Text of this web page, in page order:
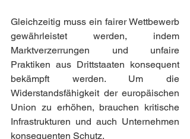
Gleichzeitig muss ein fairer Wettbewerb
gewährleistet werden, indem
Marktverzerrungen und unfaire
Praktiken aus Drittstaaten konsequent
bekämpft werden. Um die
Widerstandsfähigkeit der europäischen
Union zu erhöhen, brauchen kritische
Infrastrukturen und auch Unternehmen
konsequenten Schutz.